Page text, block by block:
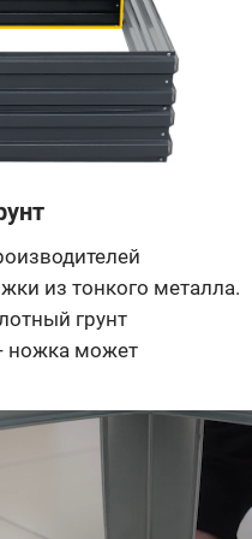
из тонкого металла.
грунт
ножка может